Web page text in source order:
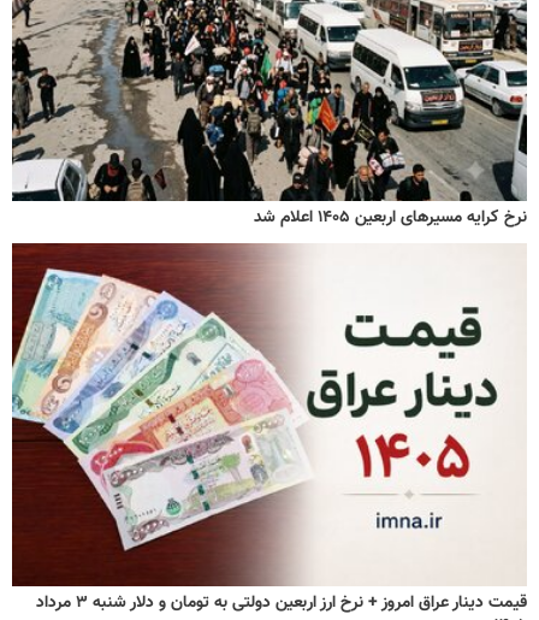
نرخ کرایه مسیرهای اربعین ۱۴۰۵ اعلام شد
قیمت دینار عراق امروز + نرخ ارز اربعین دولتی به تومان و دلار شنبه ۳ مرداد